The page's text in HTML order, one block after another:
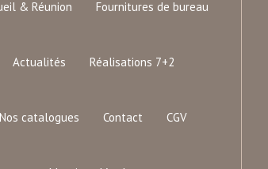
& Réunion Fournitures de bureau
Actualités Réalisations 7+2
Nos catalogues Contact CGV